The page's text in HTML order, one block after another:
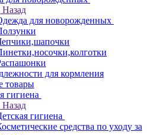
Назад
для новорожденных
для кормления
товары
гигиена
Назад
гигиена
средства по уходу за